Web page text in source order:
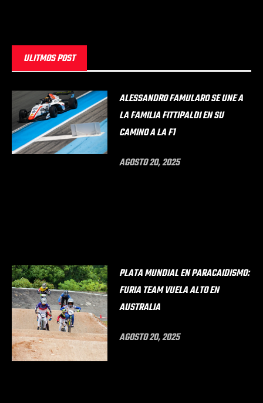
ULITMOS POST
ALESSANDRO FAMULARO SE UNE A
LA FAMILIA FITTIPALDI EN SU
CAMINO A LA F1
AGOSTO 20, 2025
PLATA MUNDIAL EN PARACAIDISMO:
FURIA TEAM VUELA ALTO EN
AUSTRALIA
AGOSTO 20, 2025